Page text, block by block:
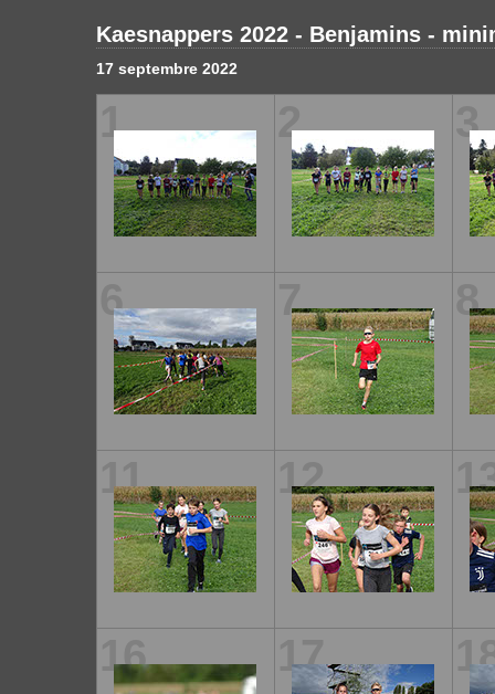
Kaesnappers 2022 - Benjamins -
17 septembre 2022
1 2 3
6 7 8
11 12
16 17